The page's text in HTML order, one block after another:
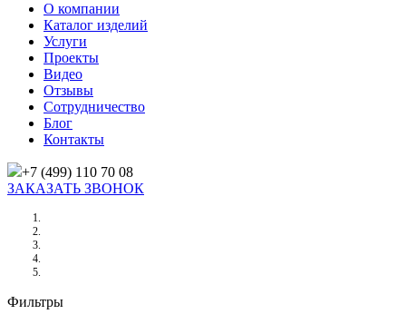
О компании
Каталог изделий
Услуги
Проекты
Видео
Отзывы
Сотрудничество
Блог
Контакты
+7 (499) 110 70 08
ЗАКАЗАТЬ ЗВОНОК
Фильтры